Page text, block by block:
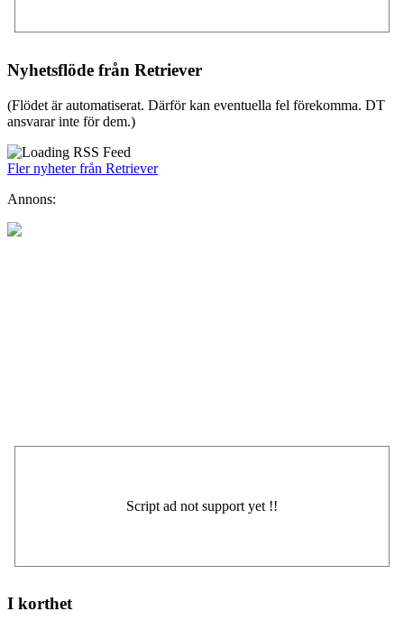
Nyhetsflöde från Retriever
(Flödet är automatiserat. Därför kan eventuella fel förekomma. DT
ansvarar inte för dem.)
Fler nyheter från Retriever
Annons:
I korthet